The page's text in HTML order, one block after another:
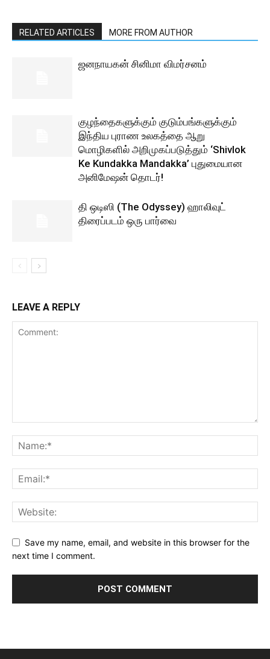
RELATED ARTICLES MORE FROM AUTHOR
ஜனநாயகன் சினிமா விமர்சனம்
குழந்தைகளுக்கும் குடும்பங்களுக்கும்
இந்திய புராண உலகத்தை ஆறு
மொழிகளில் அறிமுகப்படுத்தும் ‘Shivlok
Ke Kundakka Mandakka’ புதுமையான
அனிமேஷன் தொடர்!
தி ஒடிஸி (The Odyssey) ஹாலிவுட்
திரைப்படம் ஒரு பார்வை
LEAVE A REPLY
Save my name, email, and website in this browser for the
next time I comment.